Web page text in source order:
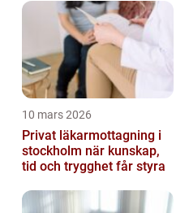
10 mars 2026
Privat läkarmottagning i
stockholm när kunskap,
tid och trygghet får styra